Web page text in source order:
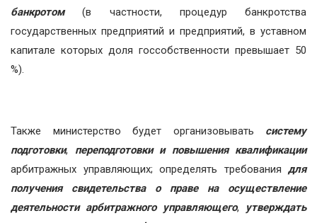
банкротом(в частности, процедур банкротства
государственных предприятий и предприятий, в уставном
капитале которых доля госсобственности превышает 50
%).
Также министерство будет организовывать систему
подготовки, переподготовки и повышения квалификации
арбитражных управляющих; определять требования для
получения свидетельства о праве на осуществление
деятельности арбитражного управляющего,
утверждать